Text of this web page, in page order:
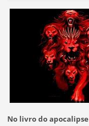
No livro do